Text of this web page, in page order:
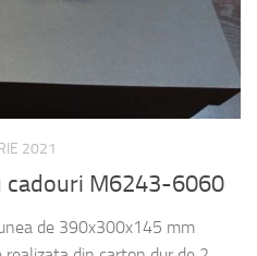
2021
cadouri M6243-6060
de 390x300x145 mm